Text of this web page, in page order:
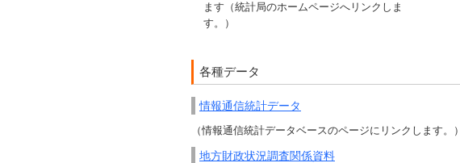
ます（統計局のホームページへリンクしま
す。）
各種データ
情報通信統計データ
（情報通信統計データベースのページにリンクします。）
地方財政状況調査関係資料